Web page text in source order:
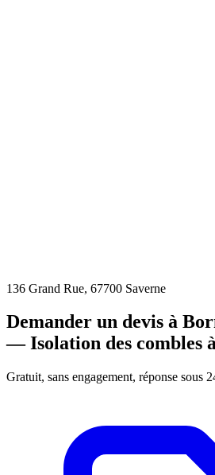
136 Grand Rue, 67700 Saverne
Demander un devis à
— Isolation des combles
Gratuit, sans engagement, réponse sous